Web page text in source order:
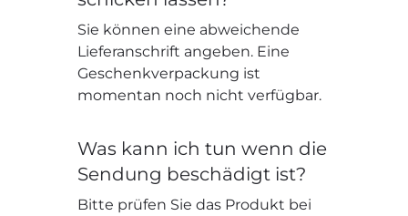
Sie können eine abweichende
Lieferanschrift angeben. Eine
Geschenkverpackung ist
momentan noch nicht verfügbar.
Was kann ich tun wenn die
Sendung beschädigt ist?
Bitte prüfen Sie das Produkt bei